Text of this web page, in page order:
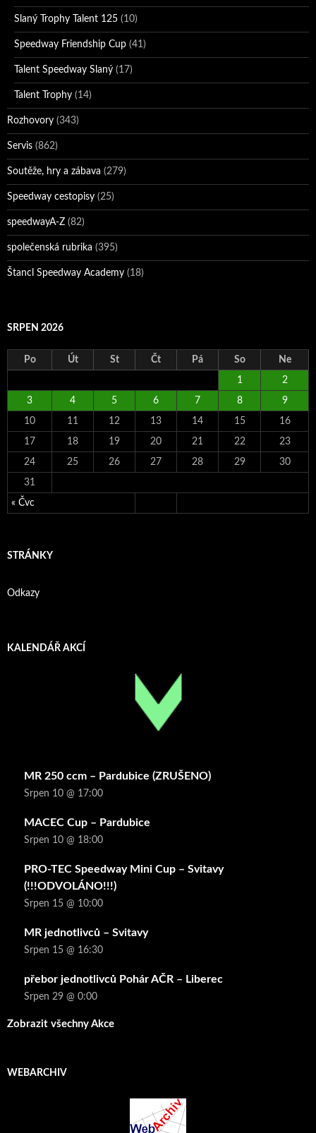
Slaný Trophy Talent 125 (10)
Speedway Friendship Cup (41)
Talent Speedway Slaný (17)
Talent Trophy (14)
Rozhovory (343)
Servis (862)
Soutěže, hry a zábava (279)
Speedway cestopisy (25)
speedwayA-Z (82)
společenská rubrika (395)
Štancl Speedway Academy (18)
SRPEN 2026
Po Út St Čt Pá So Ne
« Čvc
1 2
3 4 5 6 7 8 9
10 11 12 13 14 15 16
17 18 19 20 21 22 23
24 25 26 27 28 29 30
31
STRÁNKY
Odkazy
KALENDÁŘ AKCÍ
MR 250 ccm – Pardubice (ZRUŠENO)
Srpen 10 @ 17:00
MACEC Cup – Pardubice
Srpen 10 @ 18:00
PRO-TEC Speedway Mini Cup – Svitavy
(!!!ODVOLÁNO!!!)
Srpen 15 @ 10:00
MR jednotlivců – Svitavy
Srpen 15 @ 16:30
přebor jednotlivců Pohár AČR – Liberec
Srpen 29 @ 0:00
Zobrazit všechny Akce
WEBARCHIV